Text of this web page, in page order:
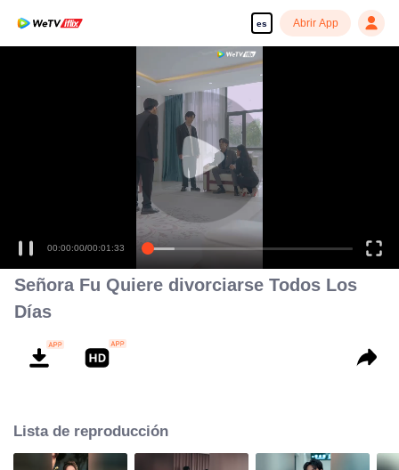
es Abrir App
00:00:00/00:01:33
Señora Fu Quiere divorciarse Todos Los
Días
Lista de reproducción